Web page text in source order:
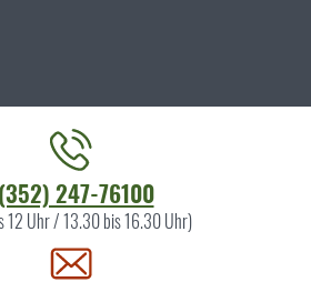
247-76100
12 Uhr / 13.30 bis 16.30 Uhr)